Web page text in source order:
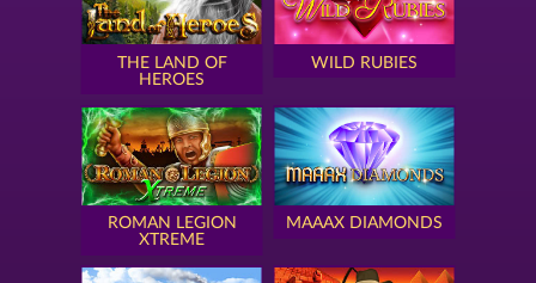
THE LAND OF
HEROES
WILD RUBIES
ROMAN LEGION
XTREME
MAAAX DIAMONDS